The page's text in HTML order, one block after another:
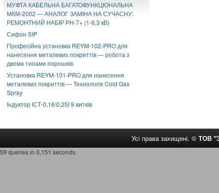
МУФТА КАБЕЛЬНА БАГАТОФУНКЦІОНАЛЬНА
МКМ-2002 — АНАЛОГ ЗАМІНА НА СУЧАСНУ:
РЕМОНТНИЙ НАБІР РН-7+ (1-6,3 кВ)
Сифон SIP
Професійна установка REYM-102-PRO для
нанесення металевих покриттів — робота з
двома типами порошків.
Установка REYM-101-PRO для нанесення
металевих покриттів — Технологія Cold Gas
Spray
Індуктор ІСТ-0,16\0,25І 9 витків
Усі права захищені. © ТОВ
59 queries in 0,151 seconds.